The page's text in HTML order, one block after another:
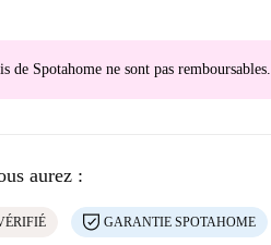
de Spotahome ne sont pas remboursables.
aurez :
GARANTIE SPOTAHOME